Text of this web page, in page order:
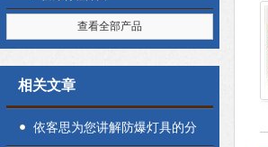
查看全部产品
相关文章
依客思为您讲解防爆灯具的分